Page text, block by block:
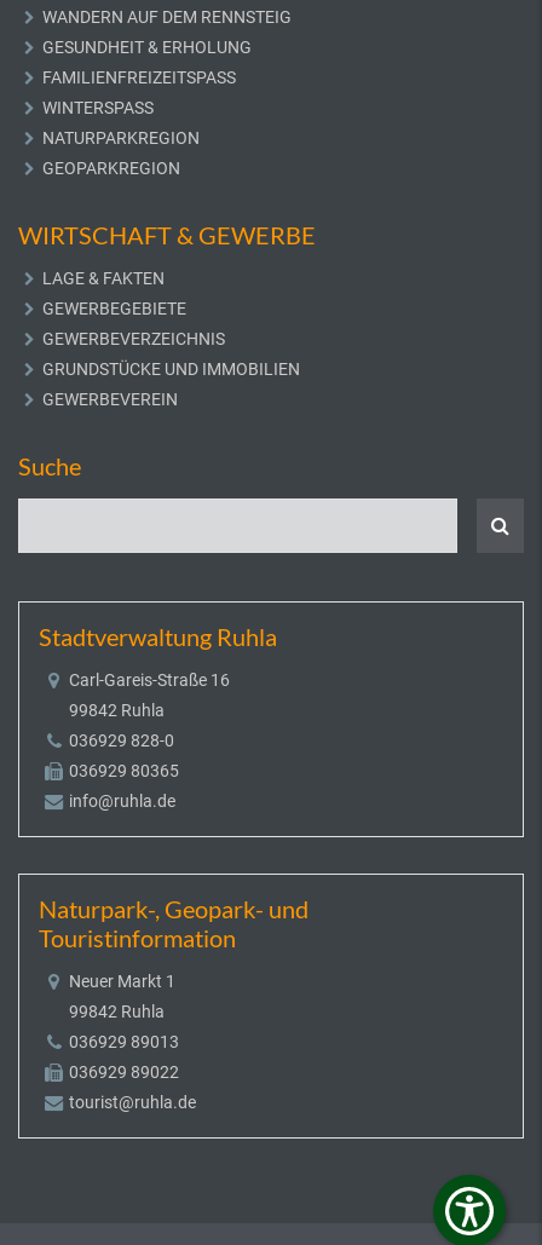
WANDERN AUF DEM RENNSTEIG
GESUNDHEIT & ERHOLUNG
FAMILIENFREIZEITSPASS
WINTERSPASS
NATURPARKREGION
GEOPARKREGION
WIRTSCHAFT & GEWERBE
LAGE & FAKTEN
GEWERBEGEBIETE
GEWERBEVERZEICHNIS
GRUNDSTÜCKE UND IMMOBILIEN
GEWERBEVEREIN
Suche
Stadtverwaltung Ruhla
Carl-Gareis-Straße 16
99842 Ruhla
036929 828-0
036929 80365
info@ruhla.de
Naturpark-, Geopark- und
Touristinformation
Neuer Markt 1
99842 Ruhla
036929 89013
036929 89022
tourist@ruhla.de